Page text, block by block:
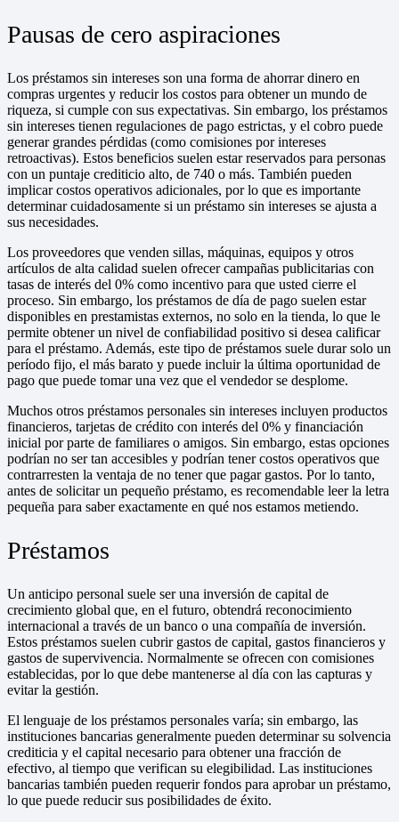
Pausas de cero aspiraciones
Los préstamos sin intereses son una forma de ahorrar dinero en
compras urgentes y reducir los costos para obtener un mundo de
riqueza, si cumple con sus expectativas. Sin embargo, los préstamos
sin intereses tienen regulaciones de pago estrictas, y el cobro puede
generar grandes pérdidas (como comisiones por intereses
retroactivas). Estos beneficios suelen estar reservados para personas
con un puntaje crediticio alto, de 740 o más. También pueden
implicar costos operativos adicionales, por lo que es importante
determinar cuidadosamente si un préstamo sin intereses se ajusta a
sus necesidades.
Los proveedores que venden sillas, máquinas, equipos y otros
artículos de alta calidad suelen ofrecer campañas publicitarias con
tasas de interés del 0% como incentivo para que usted cierre el
proceso. Sin embargo, los préstamos de día de pago suelen estar
disponibles en prestamistas externos, no solo en la tienda, lo que le
permite obtener un nivel de confiabilidad positivo si desea calificar
para el préstamo. Además, este tipo de préstamos suele durar solo un
período fijo, el más barato y puede incluir la última oportunidad de
pago que puede tomar una vez que el vendedor se desplome.
Muchos otros préstamos personales sin intereses incluyen productos
financieros, tarjetas de crédito con interés del 0% y financiación
inicial por parte de familiares o amigos. Sin embargo, estas opciones
podrían no ser tan accesibles y podrían tener costos operativos que
contrarresten la ventaja de no tener que pagar gastos. Por lo tanto,
antes de solicitar un pequeño préstamo, es recomendable leer la letra
pequeña para saber exactamente en qué nos estamos metiendo.
Préstamos
Un anticipo personal suele ser una inversión de capital de
crecimiento global que, en el futuro, obtendrá reconocimiento
internacional a través de un banco o una compañía de inversión.
Estos préstamos suelen cubrir gastos de capital, gastos financieros y
gastos de supervivencia. Normalmente se ofrecen con comisiones
establecidas, por lo que debe mantenerse al día con las capturas y
evitar la gestión.
El lenguaje de los préstamos personales varía; sin embargo, las
instituciones bancarias generalmente pueden determinar su solvencia
crediticia y el capital necesario para obtener una fracción de
efectivo, al tiempo que verifican su elegibilidad. Las instituciones
bancarias también pueden requerir fondos para aprobar un préstamo,
lo que puede reducir sus posibilidades de éxito.